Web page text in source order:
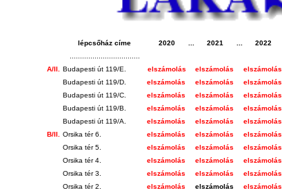
lépcsőház címe 2020 ... 2021 ... 2022
..................................
A/II. Budapesti út 119/E. elszámolás elszámolás elszámolás
Budapesti út 119/D.
elszámolás elszámolás elszámolás
Budapesti út 119/C.
elszámolás elszámolás elszámolás
Budapesti út 119/B.
elszámolás elszámolás elszámolás
Budapesti út 119/A.
elszámolás elszámolás elszámolás
B/II. Orsika tér 6. elszámolás elszámolás elszámolás
Orsika tér 5.
elszámolás elszámolás elszámolás
Orsika tér 4.
elszámolás elszámolás elszámolás
Orsika tér 3.
elszámolás elszámolás elszámolás
Orsika tér 2.
elszámolás elszámolás elszámolás